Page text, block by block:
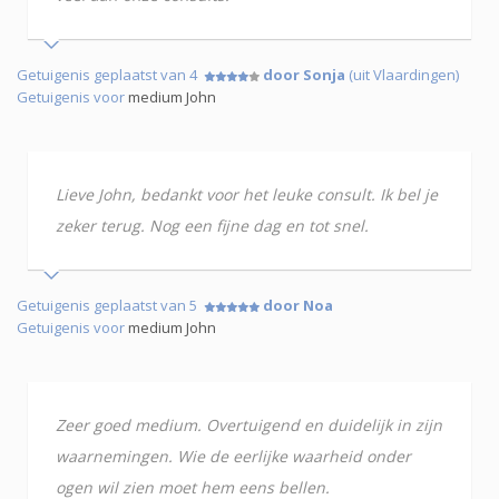
Getuigenis geplaatst van 4 door Sonja (uit Vlaardingen)
Getuigenis voormedium John
Lieve John, bedankt voor het leuke consult. Ik bel je
zeker terug. Nog een fijne dag en tot snel.
Getuigenis geplaatst van 5
door Noa
Getuigenis voormedium John
Zeer goed medium. Overtuigend en duidelijk in zijn
waarnemingen. Wie de eerlijke waarheid onder
ogen wil zien moet hem eens bellen.